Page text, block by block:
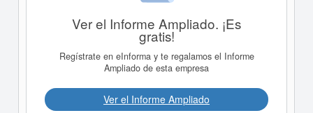
Ver el Informe Ampliado. ¡Es
gratis!
Regístrate en eInforma y te regalamos el Informe
Ampliado de esta empresa
Ver el Informe Ampliado